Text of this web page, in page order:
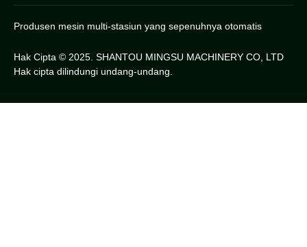
Produsen mesin multi-stasiun yang sepenuhnya otomatis
Hak Cipta © 2025. SHANTOU MINGSU MACHINERY CO, LTD
Hak cipta dilindungi undang-undang.